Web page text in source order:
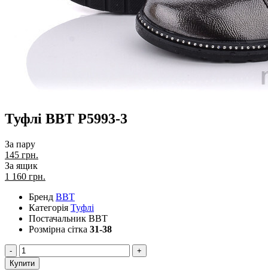
Туфлі BBT P5993-3
За пару
145 грн.
За ящик
1 160 грн.
Бренд BBT
Категорія Туфлі
Постачальник BBT
Розмірна сітка 31-38
-
+
Купити